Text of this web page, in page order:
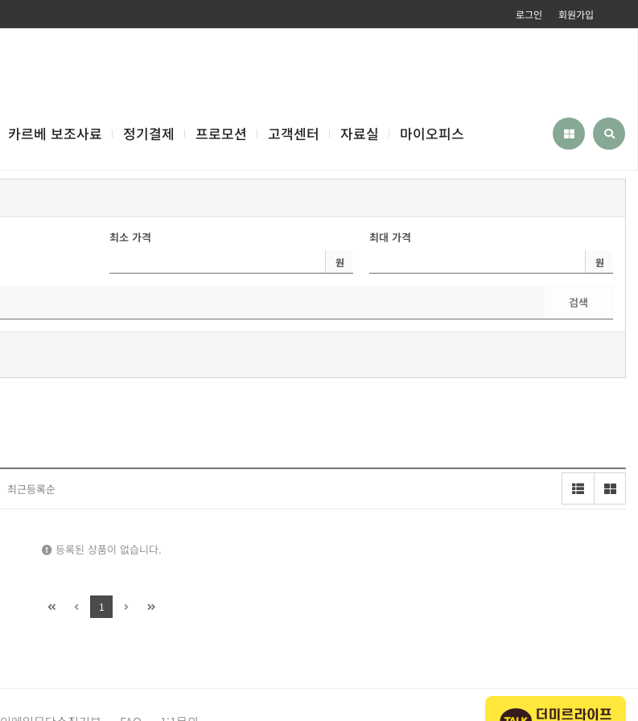
로그인 회원가입
카르베 보조사료 정기결제 프로모션 고객센터 자료실 마이오피스
최소 가격
원
최대 가격
원
검색
최근등록순
등록된 상품이 없습니다.
1